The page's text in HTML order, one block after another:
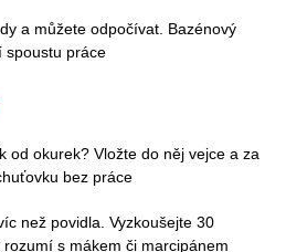
a můžete odpočívat. Bazénový
spoustu práce
od okurek? Vložte do něj vejce a za
bez práce
než povidla. Vyzkoušejte 30
s mákem či marcipánem